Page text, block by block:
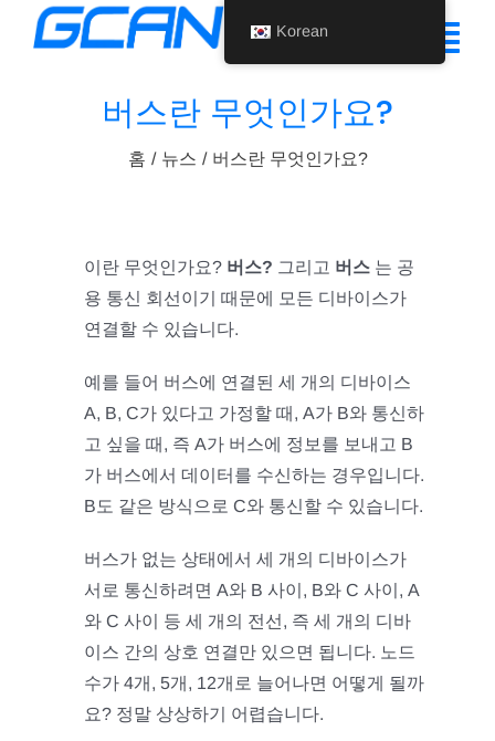
탐
회사 소개
Korean
버스란 무엇인가요?
홈 뉴스 버스란 무엇인가요?
이란 무엇인가요? 버스? 그리고 버스 는 공
용 통신 회선이기 때문에 모든 디바이스가
연결할 수 있습니다.
예를 들어 버스에 연결된 세 개의 디바이스
A, B, C가 있다고 가정할 때, A가 B와 통신하
고 싶을 때, 즉 A가 버스에 정보를 보내고 B
가 버스에서 데이터를 수신하는 경우입니다.
B도 같은 방식으로 C와 통신할 수 있습니다.
버스가 없는 상태에서 세 개의 디바이스가
서로 통신하려면 A와 B 사이, B와 C 사이, A
와 C 사이 등 세 개의 전선, 즉 세 개의 디바
이스 간의 상호 연결만 있으면 됩니다. 노드
수가 4개, 5개, 12개로 늘어나면 어떻게 될까
요? 정말 상상하기 어렵습니다.
Korean